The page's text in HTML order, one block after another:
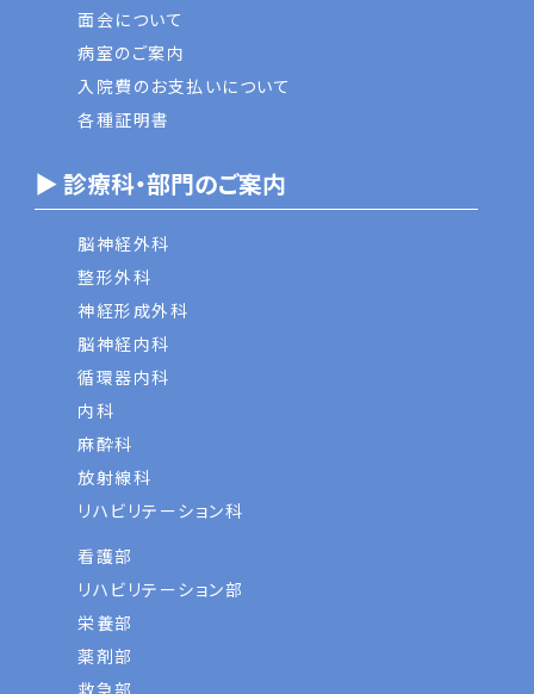
面会について
病室のご案内
入院費のお支払いについて
各種証明書
▶ 診療科・部門のご案内
脳神経外科
整形外科
神経形成外科
脳神経内科
循環器内科
内科
麻酔科
放射線科
リハビリテーション科
看護部
リハビリテーション部
栄養部
薬剤部